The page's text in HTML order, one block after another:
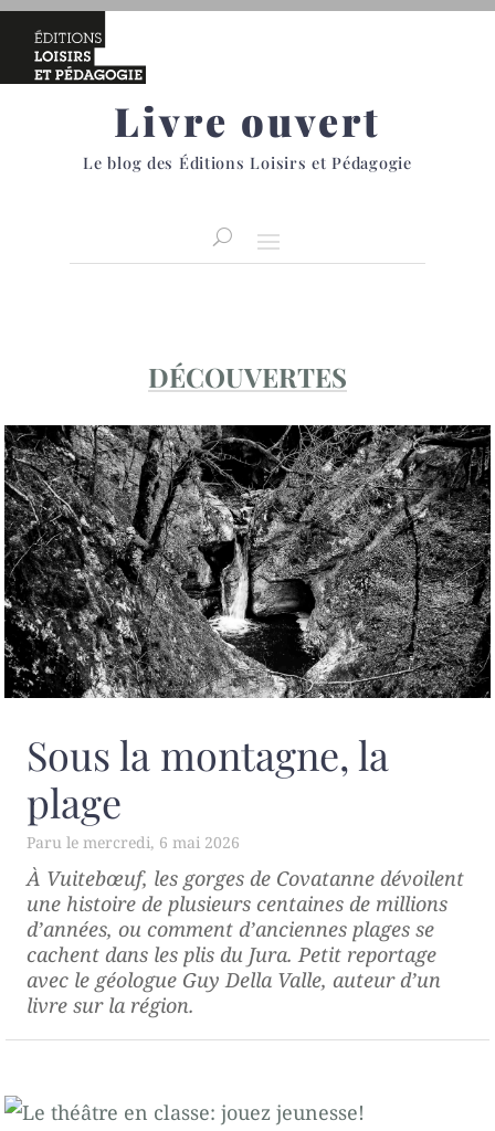
Livre ouvert
Le blog des Éditions Loisirs et Pédagogie
DÉCOUVERTES
Sous la montagne, la
plage
mercredi, 6 mai 2026
À Vuitebœuf, les gorges de Covatanne dévoilent
une histoire de plusieurs centaines de millions
d’années, ou comment d’anciennes plages se
cachent dans les plis du Jura. Petit reportage
avec le géologue Guy Della Valle, auteur d’un
livre sur la région.